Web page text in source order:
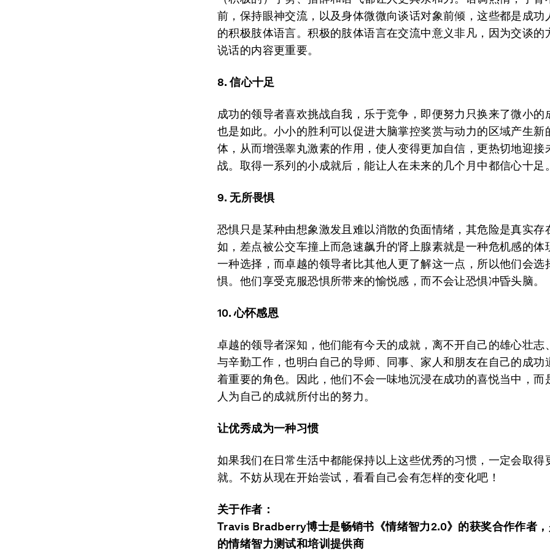
前，保持眼神交流，以及身体微微向谈话对象前倾，这些都是成功
的积极肢体语言。积极的肢体语言在交流中意义非凡，因为交谈的
说话的内容更重要。
8.信心十足
成功的领导者喜欢挑战自我，乐于竞争，即便努力只换来了微小的
也是如此。小小的胜利可以促进大脑掌控奖赏与动力的区域产生新
体，从而增强睾丸激素的作用，使人变得更加自信，更热切地迎接
战。取得一系列的小成就后，能让人在未来的几个月中都信心十足
9.无所畏惧
恐惧只是某种由想象激发且难以消散的负面情绪，其危险是真实存
如，差点被公交车撞上而急速飙升的肾上腺素就是一种危机感的体
一种选择，而卓越的领导者比其他人更了解这一点，所以他们会选
惧。他们享受克服恐惧所带来的愉悦感，而不会让恐惧冲昏头脑。
10.心怀感恩
卓越的领导者深知，他们能有今天的成就，离不开自己的雄心壮志
与辛勤工作，也明白自己的导师、同事、家人和朋友在自己的成功
着重要的角色。因此，他们不会一味地沉浸在成功的喜悦当中，而
人为自己的成就所付出的努力。
让优秀成为一种习惯
如果我们在日常生活中都能保持以上这些优秀的习惯，一定会取得
就。不妨从现在开始尝试，看看自己会有怎样的变化吧！
关于作者：
Travis Bradberry博士是畅销书《情绪智力2.0》的获奖合作作者
的情绪智力测试和培训提供商